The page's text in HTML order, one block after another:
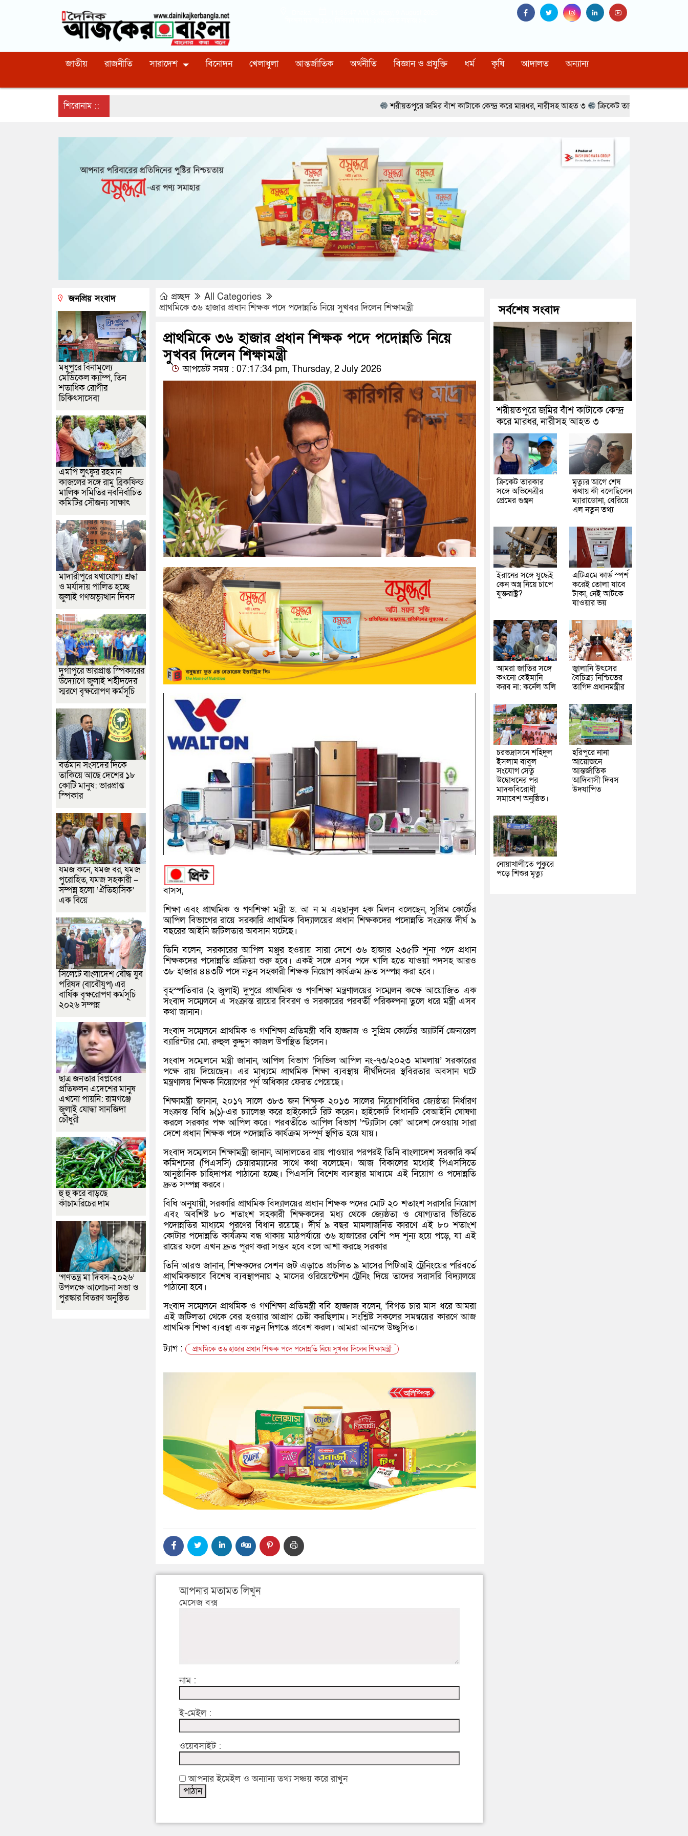
জাতীয় রাজনীতি সারাদেশ বিনোদন খেলাধুলা আন্তর্জাতিক অর্থনীতি বিজ্ঞান ও প্রযুক্তি ধর্ম কৃষি আদালত অন্যান্য
শিরোনাম :: শরীয়তপুরে জমির বাঁশ কাটাকে কেন্দ্র করে মারধর, নারীসহ আহত ৩ ক্রিকেট তারকার সঙ্গে অভিনেত্রীর প্রেমের গুঞ্জন
প্রচ্ছদ
All Categories
প্রাথমিকে ৩৬ হাজার প্রধান শিক্ষক পদে পদোন্নতি নিয়ে সুখবর দিলেন শিক্ষামন্ত্রী
প্রাথমিকে ৩৬ হাজার প্রধান শিক্ষক পদে পদোন্নতি নিয়ে
সুখবর দিলেন শিক্ষামন্ত্রী
আপডেট সময় : 07:17:34 pm, Thursday, 2 July 2026
বাসস,
শিক্ষা এবং প্রাথমিক ও গণশিক্ষা মন্ত্রী ড. আ ন ম এহছানুল হক মিলন বলেছেন, সুপ্রিম কোর্টের
আপিল বিভাগের রায়ে সরকারি প্রাথমিক বিদ্যালয়ের প্রধান শিক্ষকদের পদোন্নতি সংক্রান্ত দীর্ঘ ৯
বছরের আইনি জটিলতার অবসান ঘটেছে।
তিনি বলেন, সরকারের আপিল মঞ্জুর হওয়ায় সারা দেশে ৩৬ হাজার ২৩৫টি শূন্য পদে প্রধান
শিক্ষকদের পদোন্নতি প্রক্রিয়া শুরু হবে। একই সঙ্গে এসব পদে খালি হতে যাওয়া পদসহ আরও
৩৮ হাজার ৪৪৩টি পদে নতুন সহকারী শিক্ষক নিয়োগ কার্যক্রম দ্রুত সম্পন্ন করা হবে।
বৃহস্পতিবার (২ জুলাই) দুপুরে প্রাথমিক ও গণশিক্ষা মন্ত্রণালয়ের সম্মেলন কক্ষে আয়োজিত এক
সংবাদ সম্মেলনে এ সংক্রান্ত রায়ের বিবরণ ও সরকারের পরবর্তী পরিকল্পনা তুলে ধরে মন্ত্রী এসব
কথা জানান।
সংবাদ সম্মেলনে প্রাথমিক ও গণশিক্ষা প্রতিমন্ত্রী ববি হাজ্জাজ ও সুপ্রিম কোর্টের অ্যাটর্নি জেনারেল
ব্যারিস্টার মো. রুহুল কুদ্দুস কাজল উপস্থিত ছিলেন।
সংবাদ সম্মেলনে মন্ত্রী জানান, আপিল বিভাগ ‘সিভিল আপিল নং-৭৩/২০২৩ মামলায়’ সরকারের
পক্ষে রায় দিয়েছেন। এর মাধ্যমে প্রাথমিক শিক্ষা ব্যবস্থায় দীর্ঘদিনের স্থবিরতার অবসান ঘটে
মন্ত্রণালয় শিক্ষক নিয়োগের পূর্ণ অধিকার ফেরত পেয়েছে।
শিক্ষামন্ত্রী জানান, ২০১৭ সালে ৩৮৩ জন শিক্ষক ২০১৩ সালের নিয়োগবিধির জ্যেষ্ঠতা নির্ধারণ
সংক্রান্ত বিধি ৯(১)-এর চ্যালেঞ্জ করে হাইকোর্টে রিট করেন। হাইকোর্ট বিধানটি বেআইনি ঘোষণা
করলে সরকার পক্ষ আপিল করে। পরবর্তীতে আপিল বিভাগ ‘স্ট্যাটাস কো’ আদেশ দেওয়ায় সারা
দেশে প্রধান শিক্ষক পদে পদোন্নতি কার্যক্রম সম্পূর্ণ স্থগিত হয়ে যায়।
সংবাদ সম্মেলনে শিক্ষামন্ত্রী জানান, আদালতের রায় পাওয়ার পরপরই তিনি বাংলাদেশ সরকারি কর্ম
কমিশনের (পিএসসি) চেয়ারম্যানের সাথে কথা বলেছেন। আজ বিকালের মধ্যেই পিএসসিতে
আনুষ্ঠানিক চাহিদাপত্র পাঠানো হচ্ছে। পিএসসি বিশেষ ব্যবস্থার মাধ্যমে এই নিয়োগ ও পদোন্নতি
দ্রুত সম্পন্ন করবে।
বিধি অনুযায়ী, সরকারি প্রাথমিক বিদ্যালয়ের প্রধান শিক্ষক পদের মোট ২০ শতাংশ সরাসরি নিয়োগ
এবং অবশিষ্ট ৮০ শতাংশ সহকারী শিক্ষকদের মধ্য থেকে জ্যেষ্ঠতা ও যোগ্যতার ভিত্তিতে
পদোন্নতির মাধ্যমে পূরণের বিধান রয়েছে। দীর্ঘ ৯ বছর মামলাজনিত কারণে এই ৮০ শতাংশ
কোটার পদোন্নতি কার্যক্রম বন্ধ থাকায় মাঠপর্যায়ে ৩৬ হাজারের বেশি পদ শূন্য হয়ে পড়ে, যা এই
রায়ের ফলে এখন দ্রুত পূরণ করা সম্ভব হবে বলে আশা করছে সরকার
তিনি আরও জানান, শিক্ষকদের সেশন জট এড়াতে প্রচলিত ৯ মাসের পিটিআই ট্রেনিংয়ের পরিবর্তে
প্রাথমিকভাবে বিশেষ ব্যবস্থাপনায় ২ মাসের ওরিয়েন্টেশন ট্রেনিং দিয়ে তাদের সরাসরি বিদ্যালয়ে
পাঠানো হবে।
সংবাদ সম্মেলনে প্রাথমিক ও গণশিক্ষা প্রতিমন্ত্রী ববি হাজ্জাজ বলেন, ‘বিগত চার মাস ধরে আমরা
এই জটিলতা থেকে বের হওয়ার আপ্রাণ চেষ্টা করছিলাম। সংশ্লিষ্ট সকলের সমন্বয়ের কারণে আজ
প্রাথমিক শিক্ষা ব্যবস্থা এক নতুন দিগন্তে প্রবেশ করল। আমরা আনন্দে উচ্ছ্বসিত।
ট্যাগ :
প্রাথমিকে ৩৬ হাজার প্রধান শিক্ষক পদে পদোন্নতি নিয়ে সুখবর দিলেন শিক্ষামন্ত্রী
আপনার মতামত লিখুন
মেসেজ বক্স
নাম :
ই-মেইল :
ওয়েবসাইট :
আপনার ইমেইল ও অন্যান্য তথ্য সঞ্চয় করে রাখুন
জনপ্রিয় সংবাদ
মধুপুরে বিনামূল্যে
মেডিকেল ক্যাম্প, তিন
শতাধিক রোগীর
চিকিৎসাসেবা
এমপি লুৎফুর রহমান
কাজলের সঙ্গে রামু ব্রিকফিল্ড
মালিক সমিতির নবনির্বাচিত
কমিটির সৌজন্য সাক্ষাৎ
মাদারীপুরে যথাযোগ্য শ্রদ্ধা
ও মর্যাদায় পালিত হচ্ছে
জুলাই গণঅভ্যুত্থান দিবস
দুর্গাপুরে ভারপ্রাপ্ত স্পিকারের
উদ্যোগে জুলাই শহীদদের
স্মরণে বৃক্ষরোপণ কর্মসূচি
বর্তমান সংসদের দিকে
তাকিয়ে আছে দেশের ১৮
কোটি মানুষ: ভারপ্রাপ্ত
স্পিকার
যমজ কনে, যমজ বর, যমজ
পুরোহিত, যমজ সহকারী –
সম্পন্ন হলো ‘ঐতিহাসিক’
এক বিয়ে
সিলেটে বাংলাদেশ বৌদ্ধ যুব
পরিষদ (বাবৌযুপ) এর
বার্ষিক বৃক্ষরোপণ কর্মসূচি
২০২৬ সম্পন্ন
ছাত্র জনতার বিপ্লবের
প্রতিফলন এদেশের মানুষ
এখনো পায়নি: রামগঞ্জে
জুলাই যোদ্ধা সানজিদা
চৌধুরী
হু হু করে বাড়ছে
কাঁচামরিচের দাম
‘গণতন্ত্র মা দিবস-২০২৬’
উপলক্ষে আলোচনা সভা ও
পুরস্কার বিতরণ অনুষ্ঠিত
সর্বশেষ সংবাদ
শরীয়তপুরে জমির বাঁশ কাটাকে কেন্দ্র
করে মারধর, নারীসহ আহত ৩
ক্রিকেট তারকার
সঙ্গে অভিনেত্রীর
প্রেমের গুঞ্জন
মৃত্যুর আগে শেষ
কথায় কী বলেছিলেন
ম্যারাডোনা, বেরিয়ে
এল নতুন তথ্য
ইরানের সঙ্গে যুদ্ধেই
কেন অস্ত্র নিয়ে চাপে
যুক্তরাষ্ট্র?
এটিএমে কার্ড স্পর্শ
করেই তোলা যাবে
টাকা, নেই আটকে
যাওয়ার ভয়
আমরা জাতির সঙ্গে
কখনো বেইমানি
করব না: কর্নেল অলি
জ্বালানি উৎসের
বৈচিত্র্য নিশ্চিতের
তাগিদ প্রধানমন্ত্রীর
চরভদ্রাসনে শহিদুল
ইসলাম বাবুল
সংযোগ সেতু
উদ্বোধনের পর
মাদকবিরোধী
সমাবেশ অনুষ্ঠিত।
হরিপুরে নানা
আয়োজনে
আন্তর্জাতিক
আদিবাসী দিবস
উদযাপিত
নোয়াখালীতে পুকুরে
পড়ে শিশুর মৃত্যু